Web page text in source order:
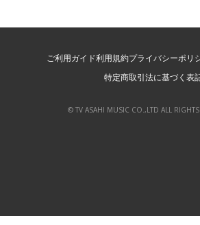
ご利用ガイド利用規約プライバシーポリ
特定商取引法に基づく表
© TV ASAHI MUSIC CO.,LTD ALL RIGHTS